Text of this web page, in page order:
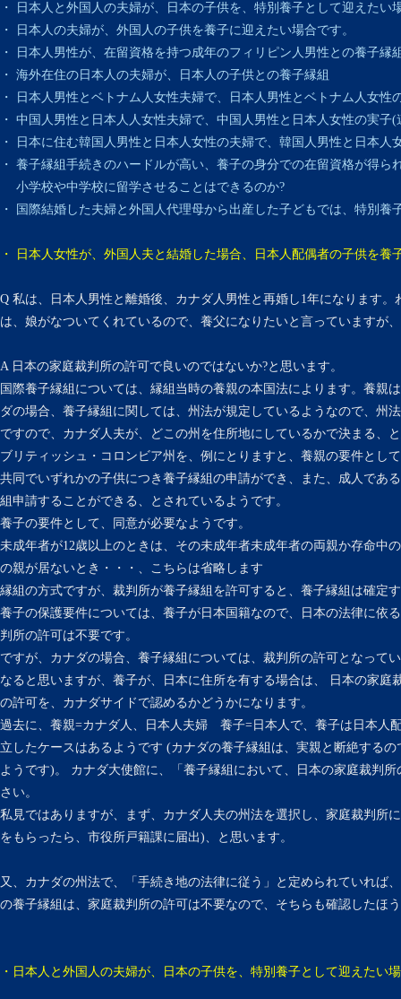
・ 日本人と外国人の夫婦が、日本の子供を、特別養子として迎えたい
・ 日本人の夫婦が、外国人の子供を養子に迎えたい場合です。
・ 日本人男性が、在留資格を持つ成年のフィリピン人男性との養子縁
・ 海外在住の日本人の夫婦が、日本人の子供との養子縁組
・ 日本人男性とベトナム人女性夫婦で、日本人男性とベトナム人女性
・ 中国人男性と日本人人女性夫婦で、中国人男性と日本人女性の実子
・ 日本に住む韓国人男性と日本人女性の夫婦で、韓国人男性と日本人
・ 養子縁組手続きのハードルが高い、養子の身分での在留資格が得
小学校や中学校に留学させることはできるのか?
・ 国際結婚した夫婦と外国人代理母から出産した子どもでは、特別養
・ 日本人女性が、外国人夫と結婚した場合、日本人配偶者の子供を養
Q 私は、日本人男性と離婚後、カナダ人男性と再婚し1年になります
は、娘がなついてくれているので、養父になりたいと言っていますが
A 日本の家庭裁判所の許可で良いのではないか?と思います。
国際養子縁組については、縁組当時の養親の本国法によります。養親
ダの場合、養子縁組に関しては、州法が規定しているようなので、州
ですので、カナダ人夫が、どこの州を住所地にしているかで決まる、
ブリティッシュ・コロンビア州を、例にとりますと、養親の要件とし
共同でいずれかの子供につき養子縁組の申請ができ、また、成人であ
組申請することができる、とされているようです。
養子の要件として、同意が必要なようです。
未成年者が12歳以上のときは、その未成年者未成年者の両親か存命中
の親が居ないとき・・・、こちらは省略します
縁組の方式ですが、裁判所が養子縁組を許可すると、養子縁組は確定
養子の保護要件については、養子が日本国籍なので、日本の法律に依
判所の許可は不要です。
ですが、カナダの場合、養子縁組については、裁判所の許可となって
なると思いますが、養子が、日本に住所を有する場合は、 日本の家
の許可を、カナダサイドで認めるかどうかになります。
過去に、養親=カナダ人、日本人夫婦 養子=日本人で、養子は日本人
立したケースはあるようです (カナダの養子縁組は、実親と断絶する
ようです)。 カナダ大使館に、「養子縁組において、日本の家庭裁判
さい。
私見ではありますが、まず、カナダ人夫の州法を選択し、家庭裁判所
をもらったら、市役所戸籍課に届出)、と思います。
又、カナダの州法で、「手続き地の法律に従う」と定められていれば
の養子縁組は、家庭裁判所の許可は不要なので、そちらも確認したほ
・日本人と外国人の夫婦が、日本の子供を、特別養子として迎えたい